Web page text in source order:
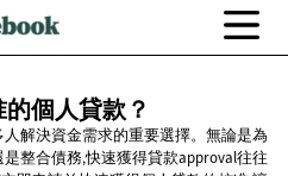
個人貸款？
解決資金需求的重要選擇。無論是為
整合債務,快速獲得貸款approval往往